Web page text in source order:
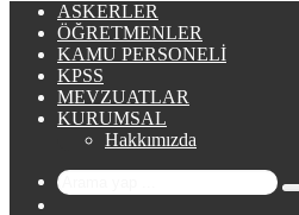
ASKERLER
ÖĞRETMENLER
KAMU PERSONELI
KPSS
MEVZUATLAR
KURUMSAL
Hakkımızda